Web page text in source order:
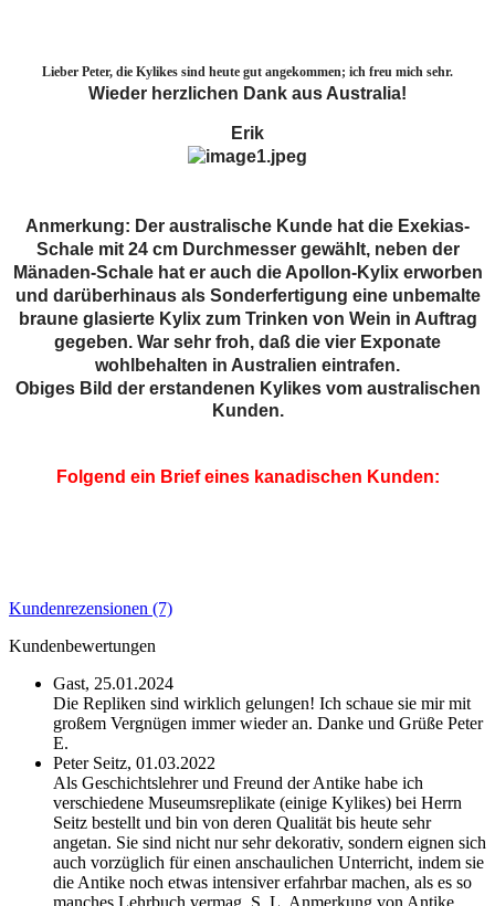
Lieber Peter, die Kylikes sind heute gut angekommen; ich freu mich sehr.
Wieder herzlichen Dank aus Australia!
Erik
Anmerkung: Der australische Kunde hat die Exekias-
Schale mit 24 cm Durchmesser gewählt, neben der
Mänaden-Schale hat er auch die Apollon-Kylix erworben
und darüberhinaus als Sonderfertigung eine unbemalte
braune glasierte Kylix zum Trinken von Wein in Auftrag
gegeben. War sehr froh, daß die vier Exponate
wohlbehalten in Australien eintrafen.
Obiges Bild der erstandenen Kylikes vom australischen
Kunden.
Folgend ein Brief eines kanadischen Kunden:
Kundenrezensionen (7)
Kundenbewertungen
Gast, 25.01.2024
Die Repliken sind wirklich gelungen! Ich schaue sie mir mit
großem Vergnügen immer wieder an. Danke und Grüße Peter
E.
Peter Seitz, 01.03.2022
Als Geschichtslehrer und Freund der Antike habe ich
verschiedene Museumsreplikate (einige Kylikes) bei Herrn
Seitz bestellt und bin von deren Qualität bis heute sehr
angetan. Sie sind nicht nur sehr dekorativ, sondern eignen sich
auch vorzüglich für einen anschaulichen Unterricht, indem sie
die Antike noch etwas intensiver erfahrbar machen, als es so
manches Lehrbuch vermag. S. L. Anmerkung von Antike